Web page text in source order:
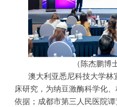
（陈杰鹏博
澳大利亚悉尼科技大学
床研究，为纳豆激酶科学化
依据；成都市第三人民医院